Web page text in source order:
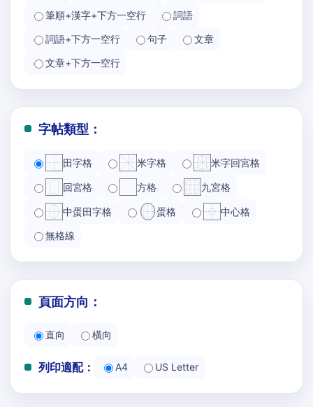
筆順+漢字+下方一空行
詞語
詞語+下方一空行
句子
文章
文章+下方一空行
字帖類型：
田字格 米字格 米字回宮格
回宮格 方格 九宮格
中蛋田字格 蛋格 中心格
無格線
頁面方向：
直向 橫向
列印適配： A4 US Letter